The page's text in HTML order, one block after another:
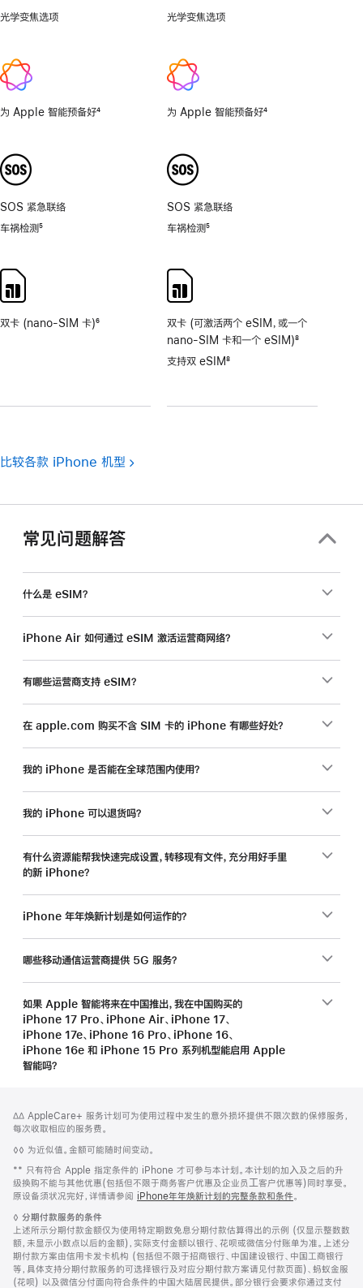
光学变焦选项
为 Apple 智能预备好4
SOS 紧急联络
车祸检测5
双卡 (nano-SIM 卡)6
光学变焦选项
为 Apple 智能预备好4
SOS 紧急联络
车祸检测5
双卡 (可激活两个 eSIM，或一个
nano-SIM 卡和一个 eSIM)
脚
8
支持双 eSIM8
比较各款 iPhone 机型
常见问题解答
什么是 eSIM？
iPhone Air 如何通过 eSIM 激活运营商网络？
有哪些运营商支持 eSIM？
在 apple.com 购买不含 SIM 卡的 iPhone 有哪些好处？
我的 iPhone 是否能在全球范围内使用？
我的 iPhone 可以退货吗？
有什么资源能帮我快速完成设置，转移现有文件，充分用好手里
的新 iPhone？
iPhone 年年焕新计划是如何运作的？
哪些移动通信运营商提供 5G 服务？
如果 Apple 智能将来在中国推出，我在中国购买的
iPhone 17 Pro、iPhone Air、iPhone 17、
iPhone 17e、iPhone 16 Pro、iPhone 16、
iPhone 16e 和 iPhone 15 Pro 系列机型能启用 Apple
智能吗？
页
页
脚
注
脚
注
∆∆ AppleCare+ 服务计划可为使用过程中发生的意外损坏提供不限次数的保修服务，
每次收取相应的服务费。
脚
◊◊ 为近似值。金额可能随时间变动。
脚
注
** 只有符合 Apple 指定条件的 iPhone 才可参与本计划。本计划的加⼊及之后的升
级换购不能与其他优惠(包括但不限于商务客户优惠及企业员⼯客户优惠等)同时享受。
原设备须状况完好，详情请参阅 iPhone年年焕新计划的完整条款和条件。
脚
注
◊ 分期付款服务的条件
上述所示分期付款金额仅为使用特定期数免息分期付款估算得出的示例 (仅显示整数数
额，未显示小数点以后的金额)，实际支付金额以银行、花呗或微信分付账单为准。上述分
期付款方案由信用卡发卡机构 (包括但不限于招商银行、中国建设银行、中国工商银行
等，具体支持分期付款服务的可选择银行及对应分期付款方案请见付款页面)、蚂蚁金服
(花呗) 以及微信分付面向符合条件的中国大陆居民提供。部分银行会要求你通过支付